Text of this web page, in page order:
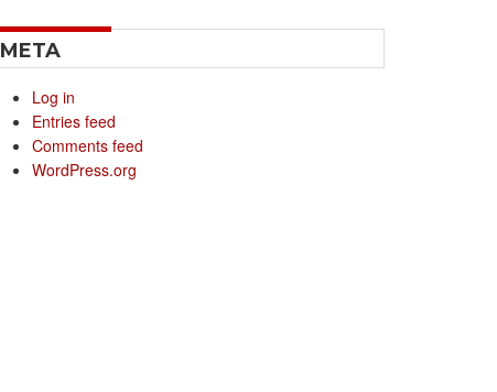
META
Log in
Entries feed
Comments feed
WordPress.org